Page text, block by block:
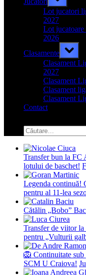
sub-
menu
Lot jucatori
2027
Lot jucatoare
2026
Clasamente
Toggle
sub-
menu
Clasament
2027
Clasament
Clasament
Clasament
Contact
search
form
Caută
după:
Transfer bun la FC
lotului de baschet!
Legenda continuă!
pentru al 11-lea
Cătălin „Bobo”
Transfer de viitor
pentru „Vulturii
🦁 Continuitate sub
SCM U Craiova!